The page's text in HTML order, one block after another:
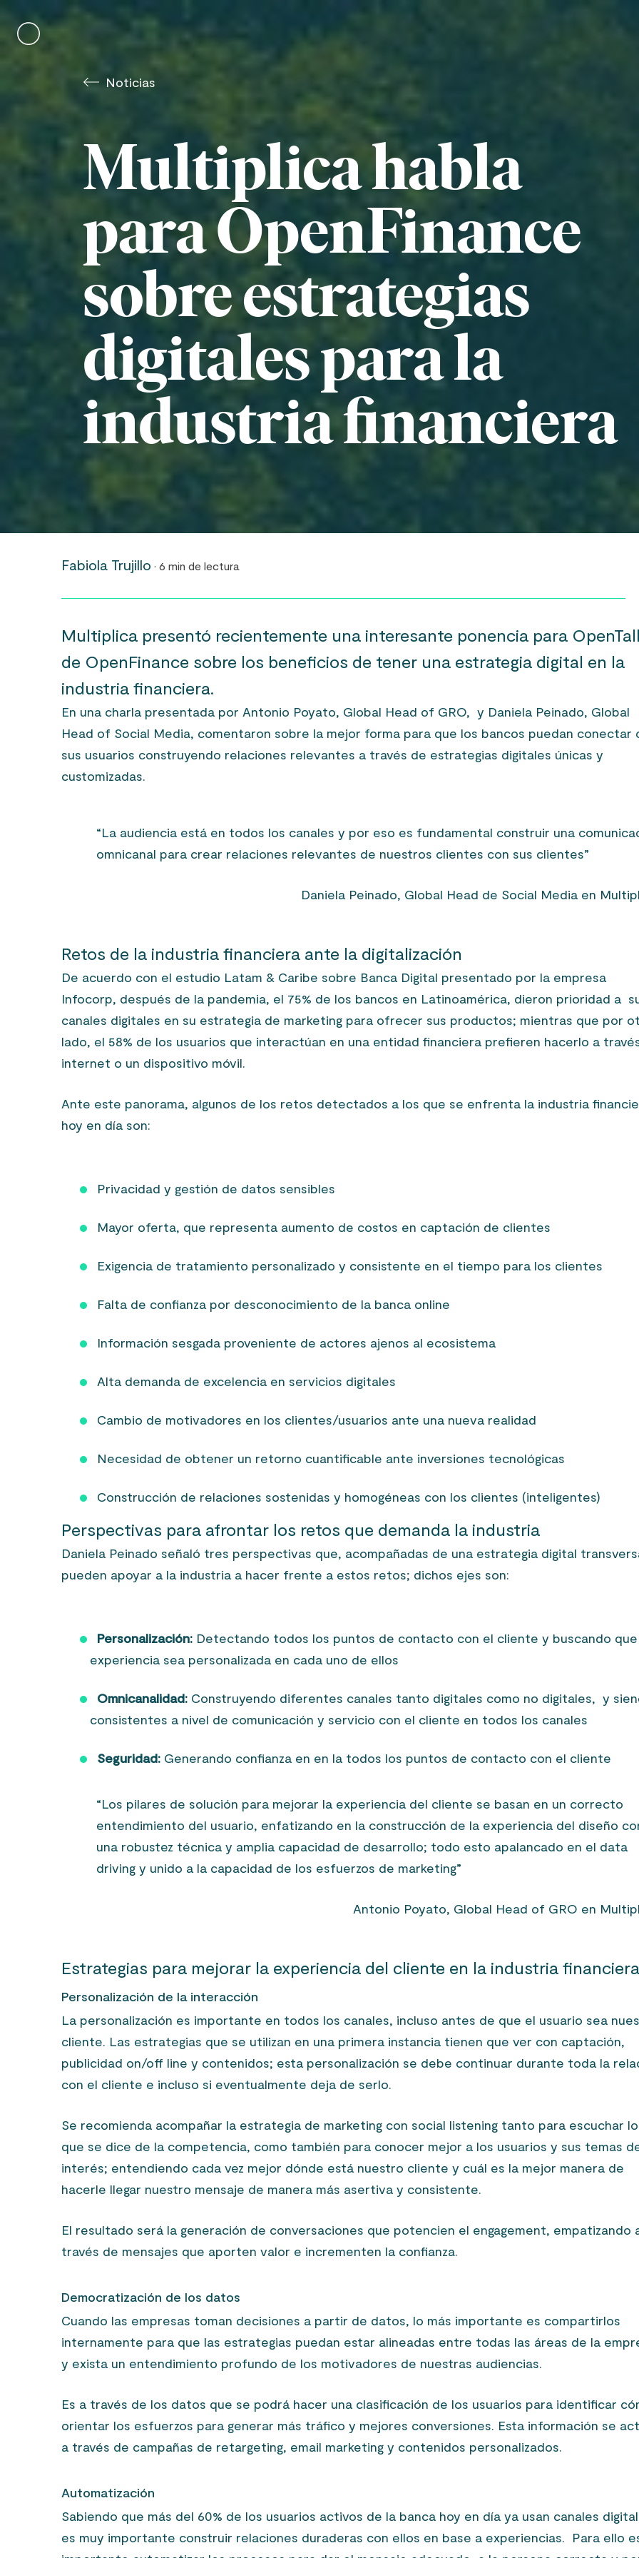
content
Noticias
Multiplica habla
para OpenFinance
sobre estrategias
digitales para la
industria financiera
Fabiola Trujillo · 6 min de lectura
Multiplica presentó recientemente una interesante ponencia para
de OpenFinance sobre los beneficios de tener una estrategia digital en la
industria financiera.
En una charla presentada por Antonio Poyato, Global Head of GRO, y Daniela Peinado, Global
Head of Social Media, comentaron sobre la mejor forma para que los bancos puedan conectar
sus usuarios construyendo relaciones relevantes a través de estrategias digitales únicas y
customizadas.
“La audiencia está en todos los canales y por eso es fundamental construir una
omnicanal para crear relaciones relevantes de nuestros clientes con sus clientes”
Daniela Peinado, Global Head de Social Media en
Retos de la industria financiera ante la digitalización
De acuerdo con el estudio Latam & Caribe sobre Banca Digital presentado por la empresa
Infocorp, después de la pandemia, el 75% de los bancos en Latinoamérica, dieron prioridad a
canales digitales en su estrategia de marketing para ofrecer sus productos; mientras que por
lado, el 58% de los usuarios que interactúan en una entidad financiera prefieren hacerlo a
internet o un dispositivo móvil.
Ante este panorama, algunos de los retos detectados a los que se enfrenta la industria
hoy en día son:
Privacidad y gestión de datos sensibles
Mayor oferta, que representa aumento de costos en captación de clientes
Exigencia de tratamiento personalizado y consistente en el tiempo para los clientes
Falta de confianza por desconocimiento de la banca online
Información sesgada proveniente de actores ajenos al ecosistema
Alta demanda de excelencia en servicios digitales
Cambio de motivadores en los clientes/usuarios ante una nueva realidad
Necesidad de obtener un retorno cuantificable ante inversiones tecnológicas
Construcción de relaciones sostenidas y homogéneas con los clientes (inteligentes)
Perspectivas para afrontar los retos que demanda la industria
Daniela Peinado señaló tres perspectivas que, acompañadas de una estrategia digital
pueden apoyar a la industria a hacer frente a estos retos; dichos ejes son:
Personalización: Detectando todos los puntos de contacto con el cliente y buscando
experiencia sea personalizada en cada uno de ellos
Omnicanalidad: Construyendo diferentes canales tanto digitales como no digitales, y
consistentes a nivel de comunicación y servicio con el cliente en todos los canales
Seguridad: Generando confianza en en la todos los puntos de contacto con el cliente
“Los pilares de solución para mejorar la experiencia del cliente se basan en un correcto
entendimiento del usuario, enfatizando en la construcción de la experiencia del diseño
una robustez técnica y amplia capacidad de desarrollo; todo esto apalancado en el data
driving y unido a la capacidad de los esfuerzos de marketing”
Antonio Poyato, Global Head of GRO en
Estrategias para mejorar la experiencia del cliente en la industria
Personalización de la interacción
La personalización es importante en todos los canales, incluso antes de que el usuario sea
cliente. Las estrategias que se utilizan en una primera instancia tienen que ver con captación,
publicidad on/off line y contenidos; esta personalización se debe continuar durante toda la
con el cliente e incluso si eventualmente deja de serlo.
Se recomienda acompañar la estrategia de marketing con social listening tanto para escuchar lo
que se dice de la competencia, como también para conocer mejor a los usuarios y sus temas
interés; entendiendo cada vez mejor dónde está nuestro cliente y cuál es la mejor manera de
hacerle llegar nuestro mensaje de manera más asertiva y consistente.
El resultado será la generación de conversaciones que potencien el engagement, empatizando
través de mensajes que aporten valor e incrementen la confianza.
Democratización de los datos
Cuando las empresas toman decisiones a partir de datos, lo más importante es compartirlos
internamente para que las estrategias puedan estar alineadas entre todas las áreas de la
y exista un entendimiento profundo de los motivadores de nuestras audiencias.
Es a través de los datos que se podrá hacer una clasificación de los usuarios para identificar
orientar los esfuerzos para generar más tráfico y mejores conversiones. Esta información se
a través de campañas de retargeting, email marketing y contenidos personalizados.
Automatización
Sabiendo que más del 60% de los usuarios activos de la banca hoy en día ya usan canales
es muy importante construir relaciones duraderas con ellos en base a experiencias. Para ello